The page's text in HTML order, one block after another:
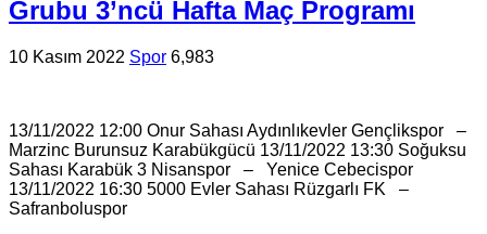
Grubu 3’ncü Hafta Maç Programı
10 Kasım 2022 Spor 6,983
13/11/2022 12:00 Onur Sahası Aydınlıkevler Gençlikspor –
Marzinc Burunsuz Karabükgücü 13/11/2022 13:30 Soğuksu
Sahası Karabük 3 Nisanspor – Yenice Cebecispor
13/11/2022 16:30 5000 Evler Sahası Rüzgarlı FK –
Safranboluspor